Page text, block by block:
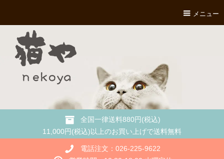
メニュー
全国一律送料880円(税込)
11,000円(税込)以上のお買い上げで送料無料
電話注文：026-225-9622